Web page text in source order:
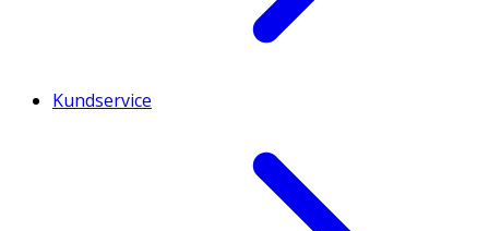
Kundservice